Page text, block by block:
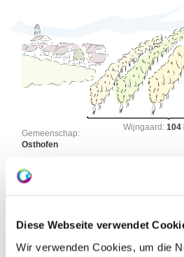
Diese Webseite verwendet
Wir verwenden Cookies, um die
Wijngaard:104
Gemeenschap:
Osthofen
Gebied:
Individuele locatie: Kirchberg
Gemeentelijke ruimte: Osthofen